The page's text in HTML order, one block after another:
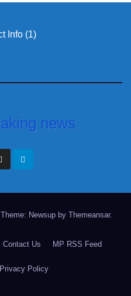
Theme: Newsup by Themeansar.
Contact Us MP RSS Feed
Privacy Policy